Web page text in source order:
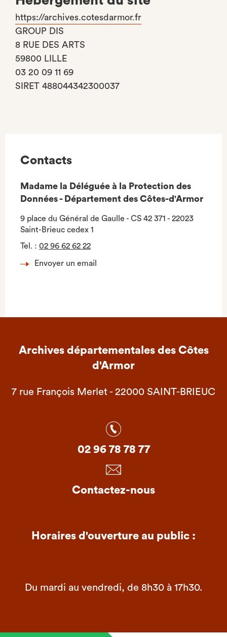
https://archives.cotesdarmor.fr
GROUP DIS
8 RUE DES ARTS
59800 LILLE
03 20 09 11 69
SIRET 488044342300037
Contacts
Madame la Déléguée à la Protection des
Données - Département des Côtes-d'Armor
9 place du Général de Gaulle - CS 42 371 - 22023
Saint-Brieuc cedex 1
Tel. : 02 96 62 62 22
Envoyer un email
Archives départementales des Côtes
d'Armor
7 rue François Merlet - 22000 SAINT-BRIEUC
02 96 78 78 77
Contactez-nous
Horaires d'ouverture au public :
Du mardi au vendredi, de 8h30 à 17h30.